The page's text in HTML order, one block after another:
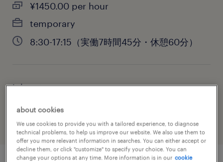
¥1450.00 per hour
temporary
8:30-17:15（実働7時間45分・休憩60分）
job category
about cookies
We use cookies to provide you with a tailored experience, to diagnose
technical problems, to help us improve our website. We also use them to
offer you more relevant information in searches. You can either accept or
decline them, or click "customize" to specify your choice. You can
change your options at any time. More information is in our cookie